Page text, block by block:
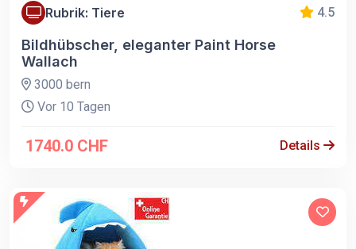
Rubrik: Tiere 4.5
Bildhübscher, eleganter Paint Horse
Wallach
3000 bern
Vor 10 Tagen
1740.0 CHF Details